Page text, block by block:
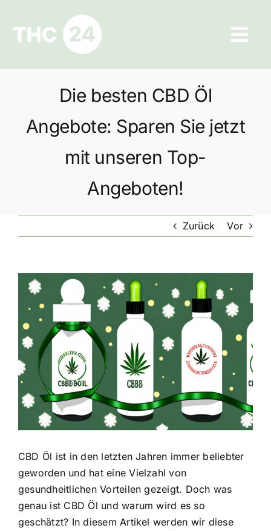
springen
Ratgeber
Datenschutz
Die besten CBD Öl
Angebote: Sparen Sie jetzt
mit unseren Top-
Angeboten!
Zurück Vor
Zeige
grösseres
Bild
CBD Öl ist in den letzten Jahren immer beliebter
geworden und hat eine Vielzahl von
gesundheitlichen Vorteilen gezeigt. Doch was
genau ist CBD Öl und warum wird es so
geschätzt? In diesem Artikel werden wir diese